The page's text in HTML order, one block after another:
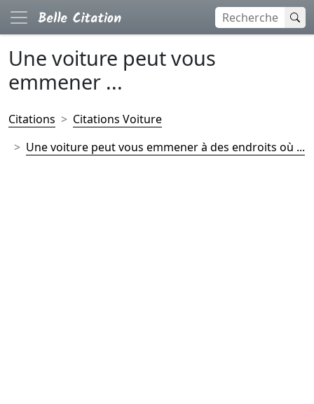
Une voiture peut vous
emmener ...
Citations
Citations Voiture
Une voiture peut vous emmener à des endroits où ...